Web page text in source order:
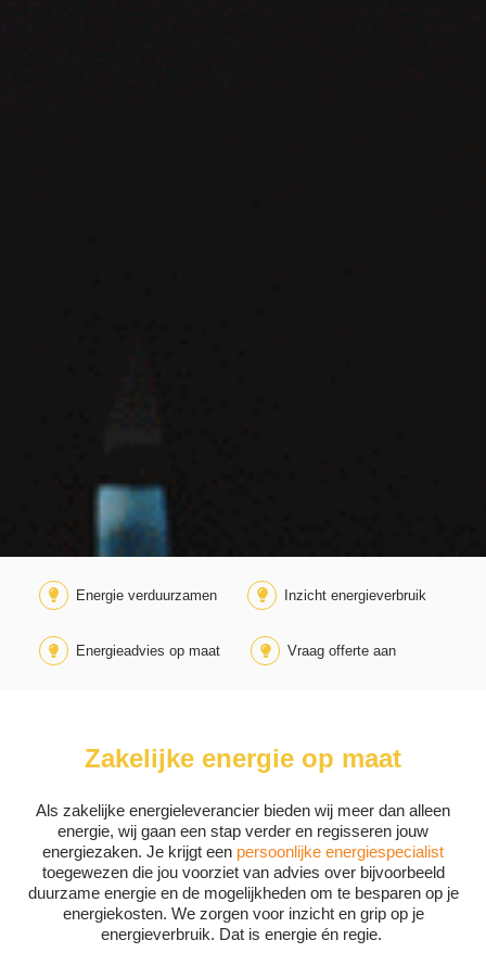
Energie verduurzamen Inzicht energieverbruik
Energieadvies op maat Vraag offerte aan
Zakelijke energie op maat
Als zakelijke energieleverancier bieden wij meer dan alleen
energie, wij gaan een stap verder en regisseren jouw
energiezaken. Je krijgt een persoonlijke energiespecialist
toegewezen die jou voorziet van advies over bijvoorbeeld
duurzame energie en de mogelijkheden om te besparen op je
energiekosten. We zorgen voor inzicht en grip op je
energieverbruik. Dat is energie én regie.